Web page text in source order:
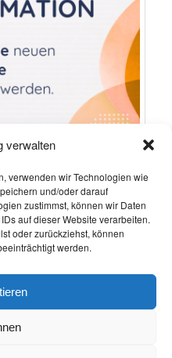
verwalten
verwenden wir Technologien wie
und/oder darauf
zustimmst, können wir Daten
auf dieser Website verarbeiten.
oder zurückziehst, können
werden.
Allgemein